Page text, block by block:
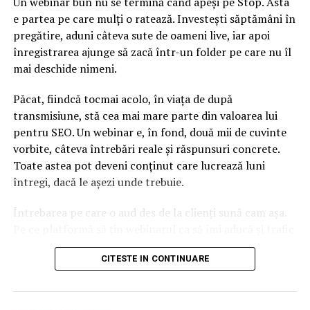
Anul trecut, vânzările BMW pe piaţa chineză au crescut
cu 11,3%, fiind al doilea producător de automobile
premium din China după Audi, divizie a Volkswagen. Atât
BMW cât şi rivalul Mercedes-Benz mizează pe faptul că
convenţional al vehiculelor, în pofida scepticilor care
susţin că este nevoie de o abordare mai radicală pentru a
face faţă concurenţei venite din partea Tesla şi a altor
start-upuri.
În paralel, autorităţile de la Beijing şi-au propus ca
cincime din vânzările de automobile în 2025 şi pentru a-
prevederile cu privire la înfiinţarea de societăţi mixte.
(Sursa: Agerpres)
e partea pe care mulți o ratează. Investești săptămâni în
pregătire, aduni câteva sute de oameni live, iar apoi
înregistrarea ajunge să zacă într-un folder pe care nu îl
mai deschide nimeni.
Păcat, fiindcă tocmai acolo, în viața de după
transmisiune, stă cea mai mare parte din valoarea lui
pentru SEO. Un webinar e, în fond, două mii de cuvinte
vorbite, câteva întrebări reale și răspunsuri concrete.
Toate astea pot deveni conținut care lucrează luni
întregi, dacă le așezi unde trebuie.
Întrebarea pe care o aud des de la clienți sună cam așa.
din Google, nu doar lead-uri pe moment? Răspunsul
scurt e că platforma contează, dar nu în felul în care
CITESTE IN CONTINUARE